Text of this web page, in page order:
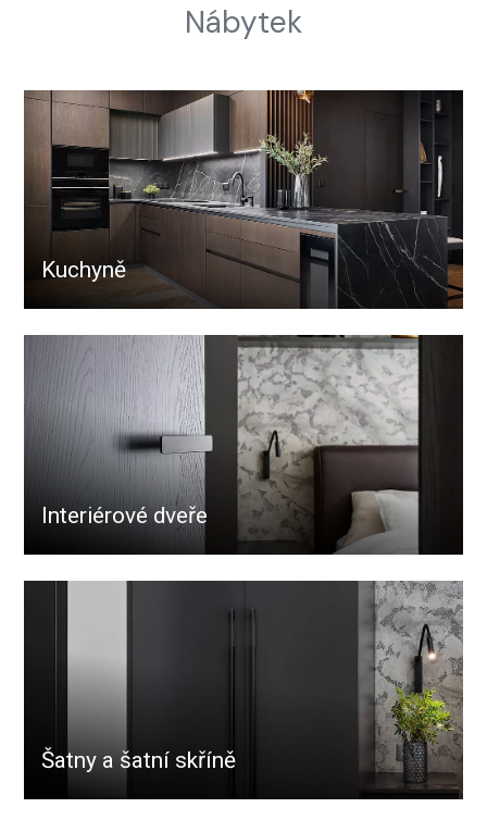
Nábytek
Kuchyně
Interiérové dveře
Šatny a šatní skříně